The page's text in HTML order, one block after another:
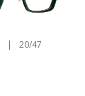
| 20/47